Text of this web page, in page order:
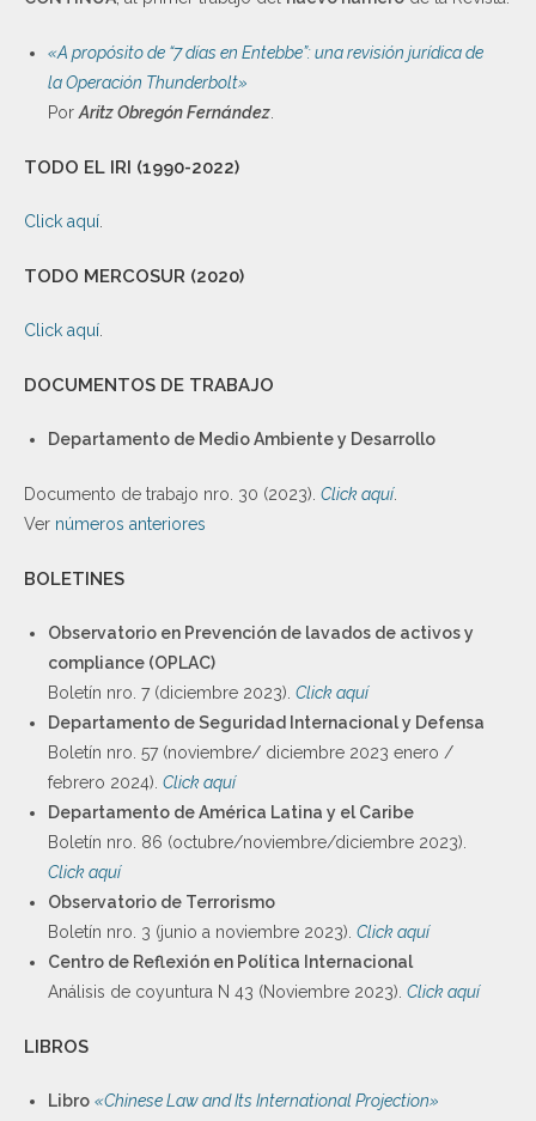
«A propósito de “7 días en Entebbe”: una revisión jurídica de
la Operación Thunderbolt»
PorAritz Obregón Fernández.
TODO EL IRI (1990-2022)
Click aquí.
TODO MERCOSUR (2020)
Click aquí.
DOCUMENTOS DE TRABAJO
Departamento de Medio Ambiente y Desarrollo
Documento de trabajo nro. 30 (2023). Click aquí.
Ver números anteriores
BOLETINES
Observatorio en Prevención de lavados de activos y
compliance (OPLAC)
Boletín nro. 7 (diciembre 2023). Click aquí
Departamento de Seguridad Internacional y Defensa
Boletín nro. 57 (noviembre/ diciembre 2023 enero /
febrero 2024). Click aquí
Departamento de América Latina y el Caribe
Boletín nro. 86 (octubre/noviembre/diciembre 2023).
Click aquí
Observatorio de Terrorismo
Boletín nro. 3 (junio a noviembre 2023). Click aquí
Centro de Reflexión en Política Internacional
Análisis de coyuntura N 43 (Noviembre 2023). Click aquí
LIBROS
Libro «Chinese Law and Its International Projection»